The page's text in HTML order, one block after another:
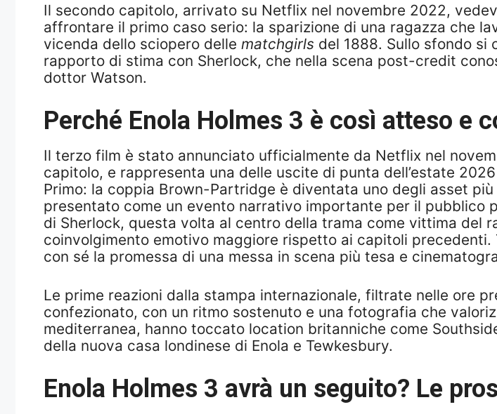
Il secondo capitolo, arrivato su Netflix nel novembre 2022,
affrontare il primo caso serio: la sparizione di una ragazza che
vicenda dello sciopero delle matchgirls del 1888. Sullo sfondo si
rapporto di stima con Sherlock, che nella scena post-credit
dottor Watson.
Perché Enola Holmes 3 è così atteso e
Il terzo film è stato annunciato ufficialmente da Netflix nel
capitolo, e rappresenta una delle uscite di punta dell’estate
Primo: la coppia Brown-Partridge è diventata uno degli asset
presentato come un evento narrativo importante per il pubblico
di Sherlock, questa volta al centro della trama come vittima del
coinvolgimento emotivo maggiore rispetto ai capitoli
con sé la promessa di una messa in scena più tesa e
Le prime reazioni dalla stampa internazionale, filtrate nelle ore
confezionato, con un ritmo sostenuto e una fotografia che
mediterranea, hanno toccato location britanniche come
della nuova casa londinese di Enola e Tewkesbury.
Enola Holmes 3 avrà un seguito? Le